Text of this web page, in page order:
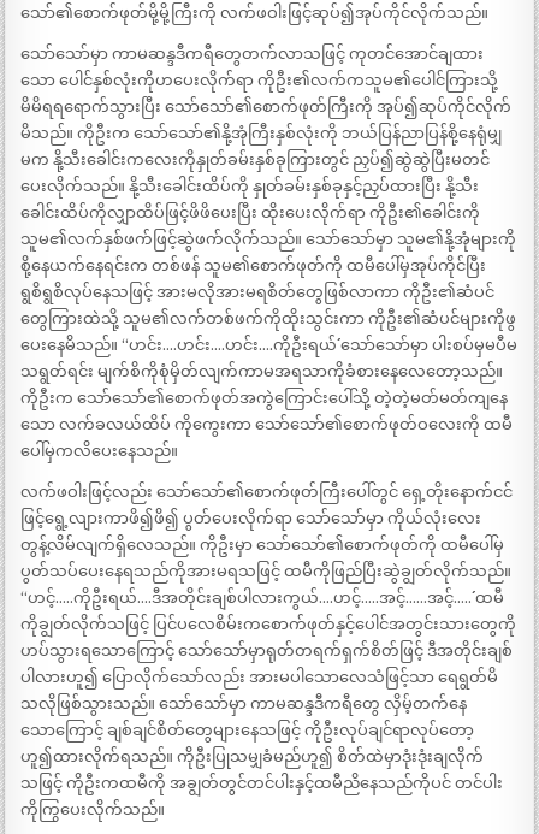
သော်၏စောက်ဖုတ်မို့မို့ကြီးကို လက်ဖဝါးဖြင့်ဆုပ်၍အုပ်ကိုင်လိုက်သည်။
သော်သော်မှာ ကာမဆန္ဒဒီကရီတွေတက်လာသဖြင့် ကုတင်အောင်ချထား
သော ပေါင်နှစ်လုံးကိုဟပေးလိုက်ရာ ကိုဦး၏လက်ကသူမ၏ပေါင်ကြားသို့
မိမိရရရောက်သွားပြီး သော်သော်၏စောက်ဖုတ်ကြီးကို အုပ်၍ဆုပ်ကိုင်လိုက်
မိသည်။ ကိုဦးက သော်သော်၏နို့အုံကြီးနှစ်လုံးကို ဘယ်ပြန်ညာပြန်စို့နေရုံမျှ
မက နို့သီးခေါင်းကလေးကိုနှုတ်ခမ်းနှစ်ခုကြားတွင် ညှပ်၍ဆွဲဆွဲပြီးမတင်
ပေးလိုက်သည်။ နို့သီးခေါင်းထိပ်ကို နှုတ်ခမ်းနှစ်ခုနှင့်ညှပ်ထားပြီး နို့သီး
ခေါင်းထိပ်ကိုလျှာထိပ်ဖြင့်ဖိဖိပေးပြီး ထိုးပေးလိုက်ရာ ကိုဦး၏ခေါင်းကို
သူမ၏လက်နှစ်ဖက်ဖြင့်ဆွဲဖက်လိုက်သည်။ သော်သော်မှာ သူမ၏နို့အုံများကို
စို့နေယက်နေရင်းက တစ်ဖန် သူမ၏စောက်ဖုတ်ကို ထမီပေါ်မှအုပ်ကိုင်ပြီး
ရွစိရွစိလုပ်နေသဖြင့် အားမလိုအားမရစိတ်တွေဖြစ်လာကာ ကိုဦး၏ဆံပင်
တွေကြားထဲသို့ သူမ၏လက်တစ်ဖက်ကိုထိုးသွင်းကာ ကိုဦး၏ဆံပင်များကိုဖွ
ပေးနေမိသည်။ “ဟင်း….ဟင်း….ဟင်း….ကိုဦးရယ်´´ သော်သော်မှာ ပါးစပ်မှမပီမ
သရွတ်ရင်း မျက်စိကိုစုံမှိတ်လျက်ကာမအရသာကိုခံစားနေလေတော့သည်။
ကိုဦးက သော်သော်၏စောက်ဖုတ်အကွဲကြောင်းပေါ်သို့ တဲ့တဲ့မတ်မတ်ကျနေ
သော လက်ခလယ်ထိပ် ကိုကွေးကာ သော်သော်၏စောက်ဖုတ်ဝလေးကို ထမီ
ပေါ်မှကလိပေးနေသည်။
လက်ဖဝါးဖြင့်လည်း သော်သော်၏စောက်ဖုတ်ကြီးပေါ်တွင် ရှေ့တိုးနောက်ငင်
ဖြင့်ရွေ့လျားကာဖိ၍ဖိ၍ ပွတ်ပေးလိုက်ရာ သော်သော်မှာ ကိုယ်လုံးလေး
တွန့်လိမ်လျက်ရှိလေသည်။ ကိုဦးမှာ သော်သော်၏စောက်ဖုတ်ကို ထမီပေါ်မှ
ပွတ်သပ်ပေးနေရသည်ကိုအားမရသဖြင့် ထမီကိုဖြည်ပြီးဆွဲချွတ်လိုက်သည်။
“ဟင့်…..ကိုဦးရယ်….ဒီအတိုင်းချစ်ပါလားကွယ်….ဟင့်…..အင့်……အင့်…..´´ ထမီ
ကိုချွတ်လိုက်သဖြင့် ပြင်ပလေစိမ်းကစောက်ဖုတ်နှင့်ပေါင်အတွင်းသားတွေကို
ဟပ်သွားရသောကြောင့် သော်သော်မှာရုတ်တရက်ရှက်စိတ်ဖြင့် ဒီအတိုင်းချစ်
ပါလားဟူ၍ ပြောလိုက်သော်လည်း အားမပါသောလေသံဖြင့်သာ ရေရွတ်မိ
သလိုဖြစ်သွားသည်။ သော်သော်မှာ ကာမဆန္ဒဒီကရီတွေ လှိမ့်တက်နေ
သောကြောင့် ချစ်ချင်စိတ်တွေများနေသဖြင့် ကိုဦးလုပ်ချင်ရာလုပ်တော့
ဟူ၍ထားလိုက်ရသည်။ ကိုဦးပြုသမျှခံမည်ဟူ၍ စိတ်ထဲမှာဒုံးဒုံးချလိုက်
သဖြင့် ကိုဦးကထမီကို အချွတ်တွင်တင်ပါးနှင့်ထမီညိနေသည်ကိုပင် တင်ပါး
ကိုကြွပေးလိုက်သည်။